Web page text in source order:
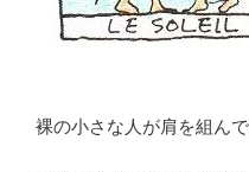
裸の小さな人が肩を組んで